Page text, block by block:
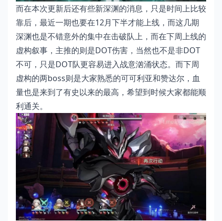
而在本次更新后还有些新深渊的消息，只是时间上比较
靠后，最近一期也要在12月下半才能上线，而这几期
深渊也是不错意外的集中在击破队上，而在下周上线的
虚构叙事，主推的则是DOT伤害，当然也不是非DOT
不可，只是DOT队更容易进入战意汹涌状态。而下周
虚构的两boss则是大家熟悉的可可利亚和赞达尔，血
量也是来到了有史以来的最高，希望到时候大家都能顺
利通关。